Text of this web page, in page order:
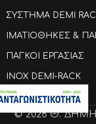
ΣΥΣΤΗΜΑ DEMI
ΙΜΑΤΙΟΘΗΚΕΣ &
ΠΑΓΚΟΙ ΕΡΓΑΣΙΑΣ
INOX DEMI-RACK
© 2026 Θ.